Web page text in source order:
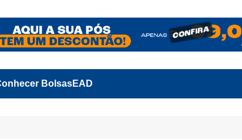
BolsasEAD